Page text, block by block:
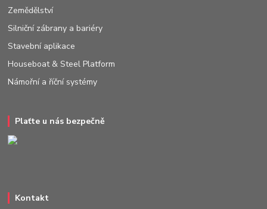
Zemědělství
Silniční zábrany a bariéry
Stavební aplikace
Houseboat & Steel Platform
Námořní a říční systémy
Plaťte u nás bezpečně
Kontakt